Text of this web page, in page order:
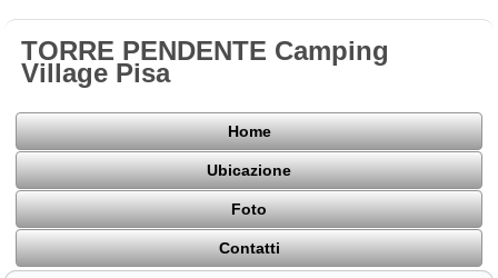
TORRE PENDENTE Camping
Village Pisa
Home
Ubicazione
Foto
Contatti